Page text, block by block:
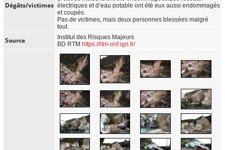
Dégâts/victimes électriques et d’eau potable ont été eux aussi endommagés
et coupés.
Pas de victimes, mais deux personnes blessées malgré
tout.
Source
Institut des Risques Majeurs
BD RTM https://rtm-onf.ign.fr/